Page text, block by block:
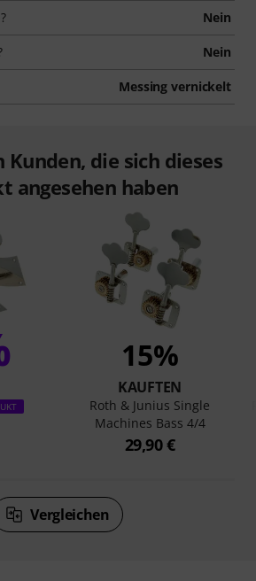
Nein
Nein
Messing vernickelt
Kunden, die sich dieses
angesehen haben
15%
KAUFTEN
Roth & Junius Single
Machines Bass 4/4
29,90 €
Vergleichen